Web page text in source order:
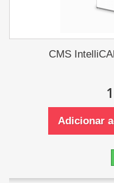
CMS
Adicionar